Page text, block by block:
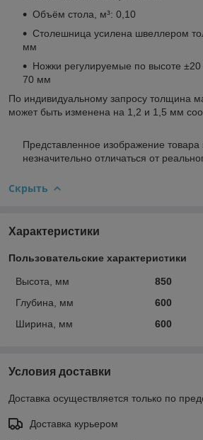
Объём стола, м³: 0,10
Столешница усилена швеллером
мм
Ножки регулируемые по высоте ±20
70 мм
По индивидуальному запросу толщина
может быть изменена на 1,2 и 1,5 мм
Представленное изображение
незначительно отличаться от
Скрыть
Характеристики
Пользовательские характеристики
Высота, мм
850
Глубина, мм
600
Ширина, мм
600
Условия доставки
Доставка осуществляется только по
Доставка курьером